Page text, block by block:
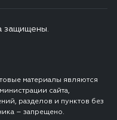
защищены.
материалы являются
сайта,
разделов и пунктов без
– запрещено.